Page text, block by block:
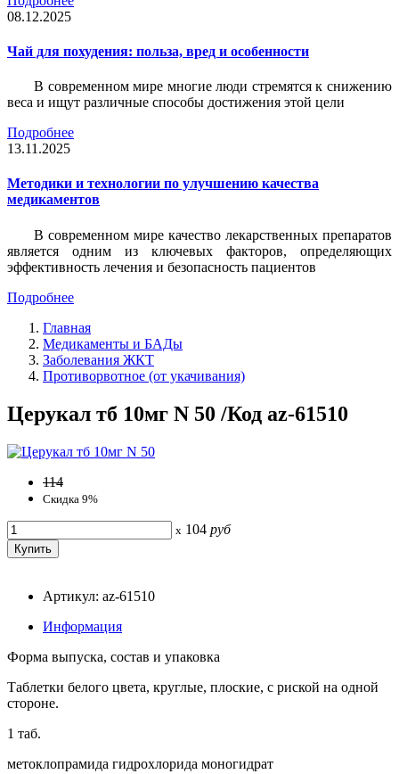
08.12.2025
Чай для похудения: польза, вред и особенности
В современном мире многие люди стремятся к снижению
веса и ищут различные способы достижения этой цели
Подробнее
13.11.2025
Методики и технологии по улучшению качества
медикаментов
В современном мире качество лекарственных препаратов
является одним из ключевых факторов, определяющих
эффективность лечения и безопасность пациентов
Подробнее
Главная
Медикаменты и БАДы
Заболевания ЖКТ
Противорвотное (от укачивания)
Церукал тб 10мг N 50 /Код az-61510
114
Скидка 9%
x 104 руб
Артикул: az-61510
Информация
Форма выпуска, состав и упаковка
Таблетки белого цвета, круглые, плоские, с риской на одной
стороне.
1 таб.
метоклопрамида гидрохлорида моногидрат